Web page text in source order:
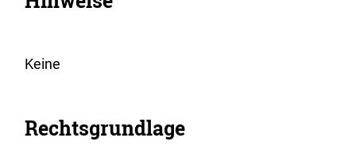
Keine
Rechtsgrundlage